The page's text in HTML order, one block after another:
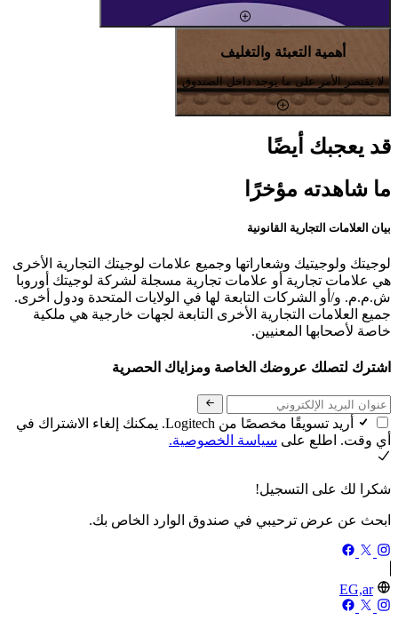
أهمية التعبئة والتغليف
لا يقتصر الأمر على ما يوجد داخل الصندوق
قد يعجبك أيضًا
ما شاهدته مؤخرًا
بيان العلامات التجارية القانونية
لوجيتك ولوجيتيك وشعاراتها وجميع علامات لوجيتك التجارية الأخرى
هي علامات تجارية أو علامات تجارية مسجلة لشركة لوجيتك أوروبا
ش.م.م. و/أو الشركات التابعة لها في الولايات المتحدة ودول أخرى.
جميع العلامات التجارية الأخرى التابعة لجهات خارجية هي ملكية
خاصة لأصحابها المعنيين.
اشترك لتصلك عروضك الخاصة ومزاياك الحصرية
أريد تسويقًا مخصصًا من Logitech. يمكنك إلغاء الاشتراك في
أي وقت. اطلع على سياسة الخصوصية.
شكرا لك على التسجيل!
ابحث عن عرض ترحيبي في صندوق الوارد الخاص بك.
EG,ar